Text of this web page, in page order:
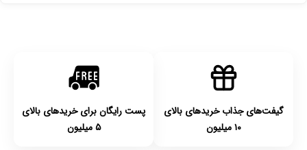
گیفت‌های جذاب خریدهای بالای
۱۰ میلیون
پست رایگان برای خریدهای بالای
۵ میلیون